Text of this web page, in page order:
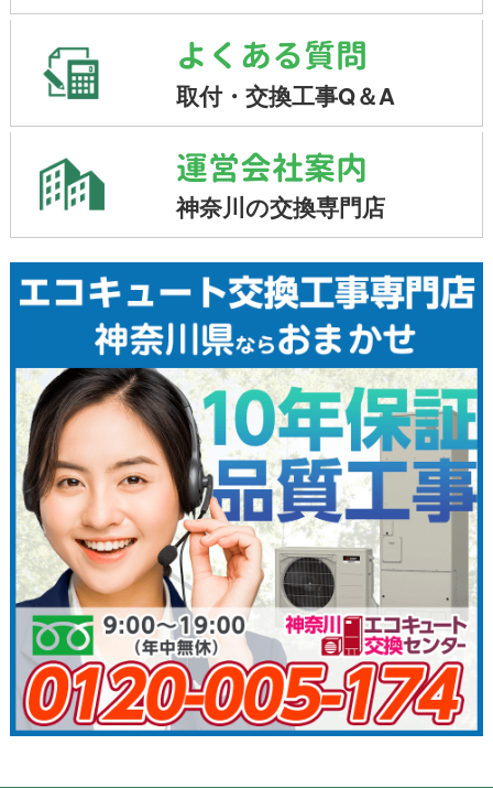
よくある質問
取付・交換工事Q＆A
運営会社案内
神奈川の交換専門店